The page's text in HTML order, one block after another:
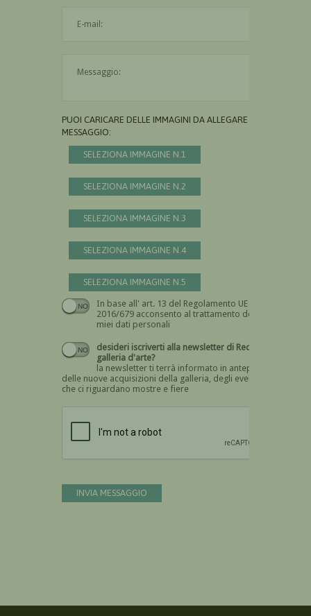
PUOI CARICARE DELLE IMMAGINI DA ALLEGARE AL
MESSAGGIO:
SELEZIONA IMMAGINE N.1
SELEZIONA IMMAGINE N.2
SELEZIONA IMMAGINE N.3
SELEZIONA IMMAGINE N.4
SELEZIONA IMMAGINE N.5
In base all' art. 13 del Regolamento UE n.
2016/679 acconsento al trattamento dei
miei dati personali
Devi dare il consenso
desideri iscriverti alla newsletter di Recta
galleria d'arte?
la newsletter ti terrà informato in anteprima
delle nuove acquisizioni della galleria, degli eventi
che ci riguardano mostre e fiere
INVIA MESSAGGIO